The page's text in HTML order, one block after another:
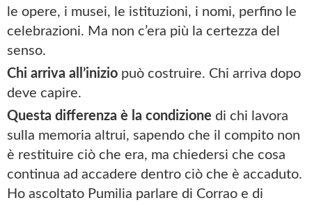
le opere, i musei, le istituzioni, i nomi, perfino le
celebrazioni. Ma non c’era più la certezza del
senso.
Chi arriva all’inizio può costruire. Chi arriva dopo
deve capire.
Questa differenza è la condizione di chi lavora
sulla memoria altrui, sapendo che il compito non
è restituire ciò che era, ma chiedersi che cosa
continua ad accadere dentro ciò che è accaduto.
Ho ascoltato Pumilia parlare di Corrao e di